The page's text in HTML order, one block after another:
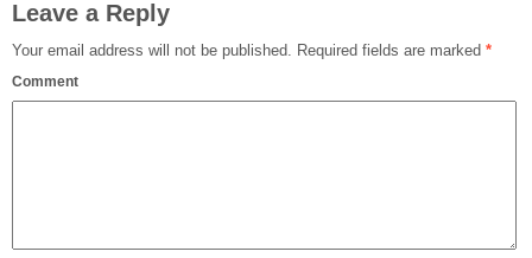
Leave a Reply
Your email address will not be published. Required fields are marked *
Comment